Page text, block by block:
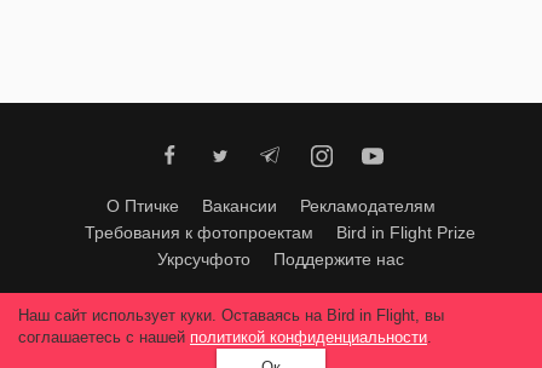
О Птичке Вакансии
Рекламодателям
Требования к фотопроектам
Bird in Flight Prize
Укрсучфото
Поддержите нас
Любое использование материалов допускается только с согласия
редакции.© 2026, Bird In Flight.
Все права защищены.
Наш сайт использует куки. Оставаясь на Bird in Flight, вы
соглашаетесь с нашей политикой конфиденциальности.